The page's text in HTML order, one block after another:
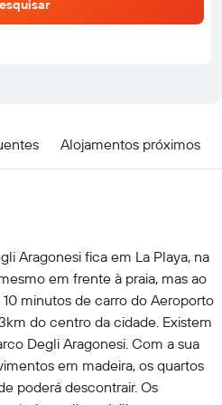
Alojamentos próximos
Aragonesi fica em La Playa, na
em frente à praia, mas ao
minutos de carro do Aeroporto
do centro da cidade. Existem
Degli Aragonesi. Com a sua
em madeira, os quartos
poderá descontrair. Os